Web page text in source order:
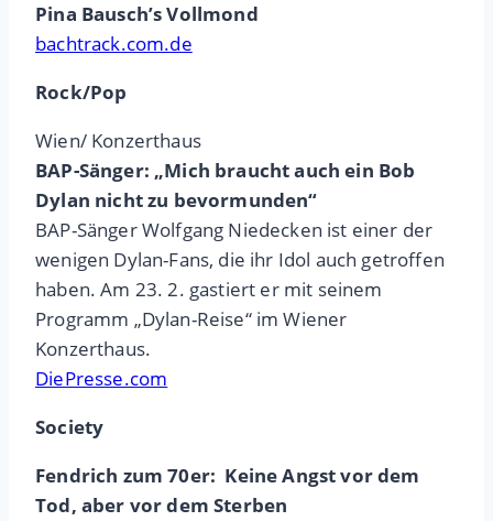
Pina Bausch’s Vollmond
bachtrack.com.de
Rock/Pop
Wien/ Konzerthaus
BAP-Sänger: „Mich braucht auch ein Bob
Dylan nicht zu bevormunden“
BAP-Sänger Wolfgang Niedecken ist einer der
wenigen Dylan-Fans, die ihr Idol auch getroffen
haben. Am 23. 2. gastiert er mit seinem
Programm „Dylan-Reise“ im Wiener
Konzerthaus.
DiePresse.com
Society
Fendrich zum 70er: Keine Angst vor dem
Tod, aber vor dem Sterben